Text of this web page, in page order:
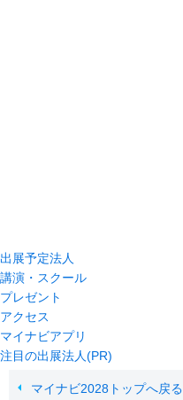
出展予定法人
講演・スクール
プレゼント
アクセス
マイナビアプリ
注目の出展法人(PR)
マイナビ2028トップへ戻る